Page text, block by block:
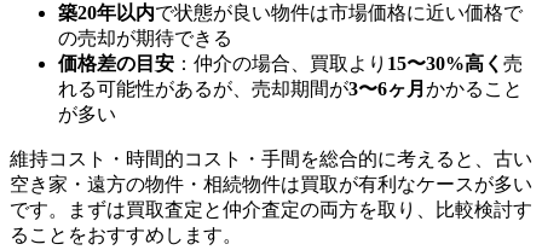
築20年以内で状態が良い物件は市場価格に近い価格で
の売却が期待できる
価格差の目安 ：仲介の場合、買取より 15〜30%高く 売
れる可能性があるが、売却期間が3〜6ヶ月 かかること
が多い
維持コスト・時間的コスト・手間を総合的に考えると、古い
空き家・遠方の物件・相続物件は買取が有利なケースが多い
です。まずは買取査定と仲介査定の両方を取り、比較検討す
ることをおすすめします。